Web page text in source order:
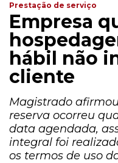
Prestação de serviço
Empresa
hábil não
cliente
Magistrado
reserva ocorreu
data agendada,
integral foi
os termos de uso